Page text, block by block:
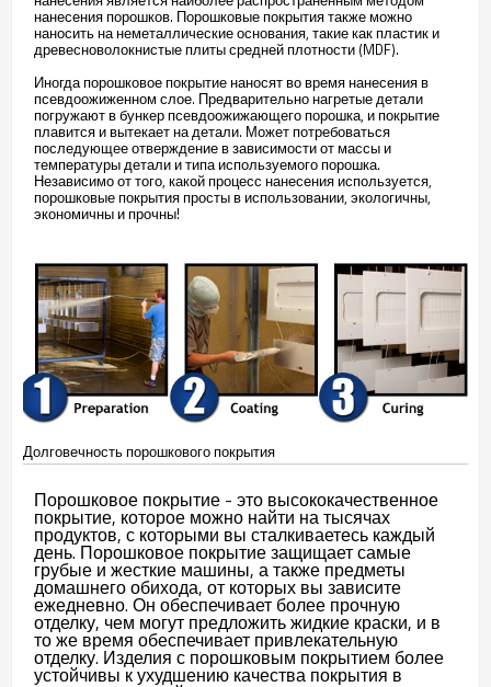
нанесения порошков. Порошковые покрытия также можно
наносить на неметаллические основания, такие как пластик и
древесноволокнистые плиты средней плотности (MDF).
Иногда порошковое покрытие наносят во время нанесения в
псевдоожиженном слое. Предварительно нагретые детали
погружают в бункер псевдоожижающего порошка, и покрытие
плавится и вытекает на детали. Может потребоваться
последующее отверждение в зависимости от массы и
температуры детали и типа используемого порошка.
Независимо от того, какой процесс нанесения используется,
порошковые покрытия просты в использовании, экологичны,
экономичны и прочны!
Долговечность порошкового покрытия
Порошковое покрытие - это высококачественное
покрытие, которое можно найти на тысячах
продуктов, с которыми вы сталкиваетесь каждый
день. Порошковое покрытие защищает самые
грубые и жесткие машины, а также предметы
домашнего обихода, от которых вы зависите
ежедневно. Он обеспечивает более прочную
отделку, чем могут предложить жидкие краски, и в
то же время обеспечивает привлекательную
отделку. Изделия с порошковым покрытием более
устойчивы к ухудшению качества покрытия в